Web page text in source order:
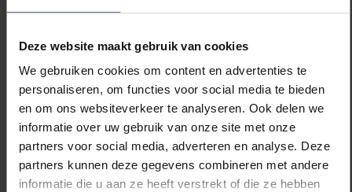
Deze website maakt gebruik van cookies
We gebruiken cookies om content en advertenties te
personaliseren, om functies voor social media te bieden
en om ons websiteverkeer te analyseren. Ook delen we
informatie over uw gebruik van onze site met onze
partners voor social media, adverteren en analyse. Deze
partners kunnen deze gegevens combineren met andere
informatie die u aan ze heeft verstrekt of die ze hebben
Read this article in English
Lees dit artikel in het Nederlands